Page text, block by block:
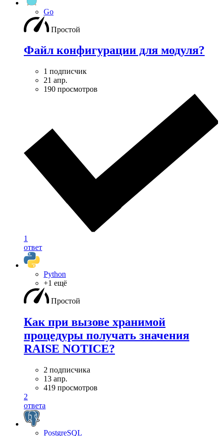
Go
Простой
Файл конфигурации для модуля?
1 подписчик
21 апр.
190 просмотров
1
ответ
Python
+1 ещё
Простой
Как при вызове хранимой
процедуры получать значения
RAISE NOTICE?
2 подписчика
13 апр.
419 просмотров
2
ответа
PostgreSQL